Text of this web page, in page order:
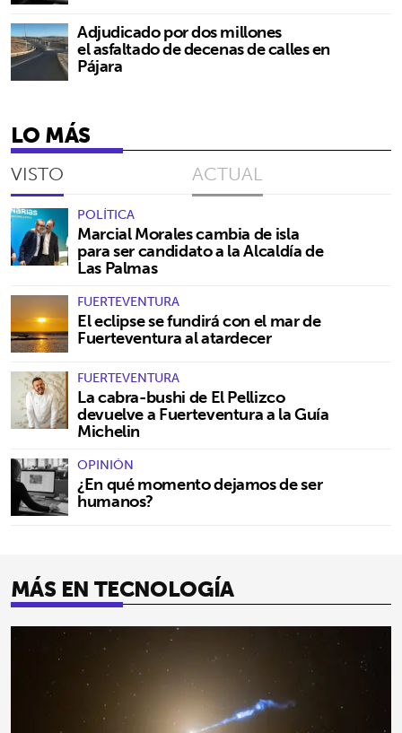
Adjudicado por dos millones
el asfaltado de decenas de calles en
Pájara
LO MÁS
VISTO ACTUAL
POLÍTICA
Marcial Morales cambia de isla
para ser candidato a la Alcaldía de
Las Palmas
FUERTEVENTURA
El eclipse se fundirá con el mar de
Fuerteventura al atardecer
FUERTEVENTURA
La cabra-bushi de El Pellizco
devuelve a Fuerteventura a la Guía
Michelin
OPINIÓN
¿En qué momento dejamos de ser
humanos?
MÁS EN TECNOLOGÍA